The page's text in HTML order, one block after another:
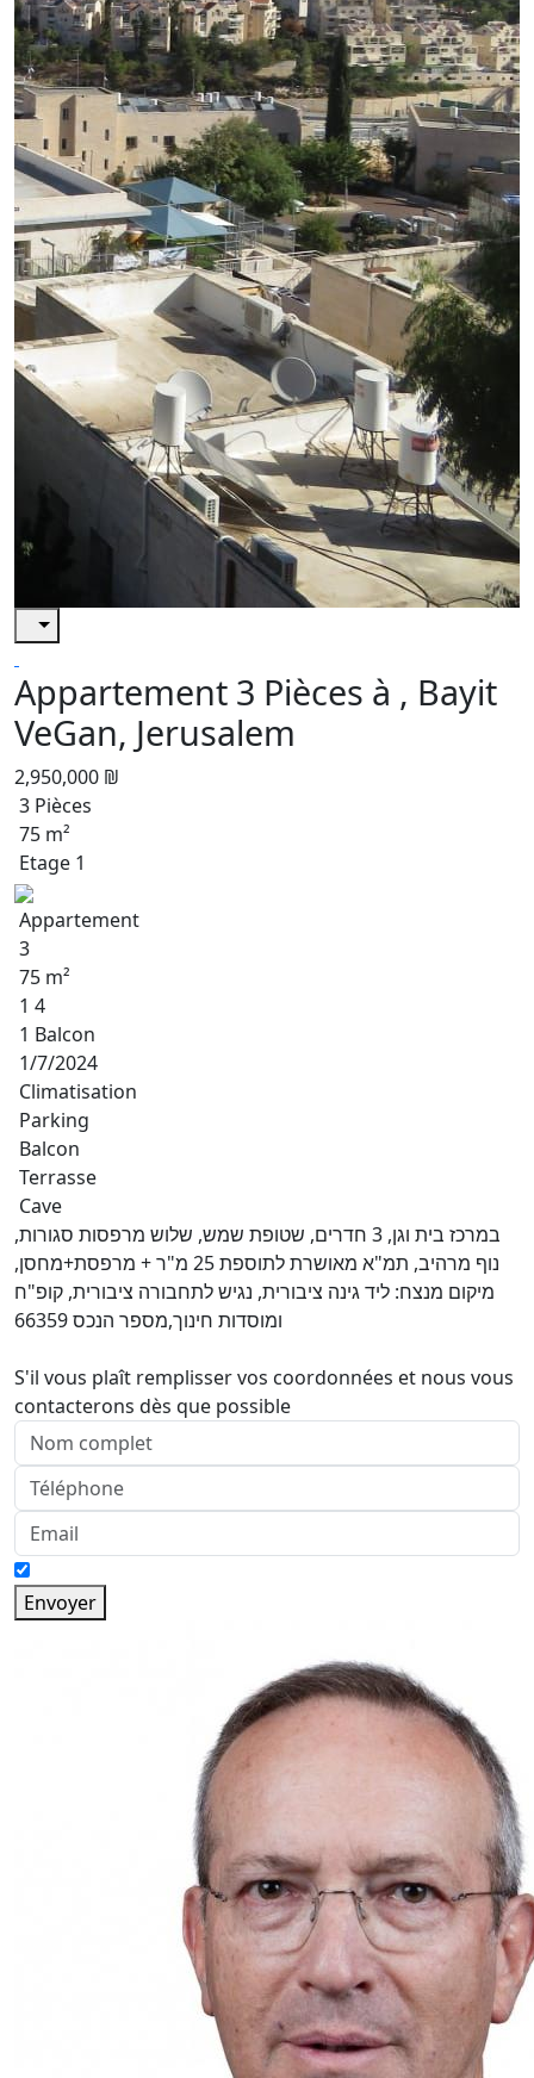
Appartement 3 Pièces à , Bayit
VeGan, Jerusalem
2,950,000 ₪
3 Pièces
75 m²
Etage 1
Appartement
3
75 m²
1 4
1 Balcon
1/7/2024
Climatisation
Parking
Balcon
Terrasse
Cave
במרכז בית וגן, 3 חדרים, שטופת שמש, שלוש מרפסות סגורות,
נוף מרהיב, תמ"א מאושרת לתוספת 25 מ"ר + מרפסת+מחסן,
מיקום מנצח: ליד גינה ציבורית, נגיש לתחבורה ציבורית, קופ"ח
ומוסדות חינוך,מספר הנכס 66359
S'il vous plaît remplisser vos coordonnées et nous vous
contacterons dès que possible
Envoyer